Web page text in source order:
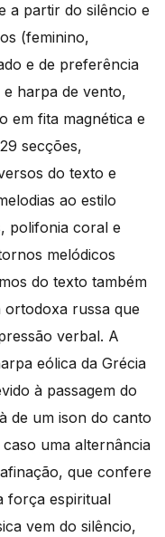
a partir do silêncio e
(feminino,
e de preferência
harpa de vento,
em fita magnética e
secções,
do texto e
ao estilo
polifonia coral e
melódicos
do texto também
ortodoxa russa que
verbal. A
eólica da Grécia
à passagem do
de um ison do canto
uma alternância
que confere
força espiritual
vem do silêncio,